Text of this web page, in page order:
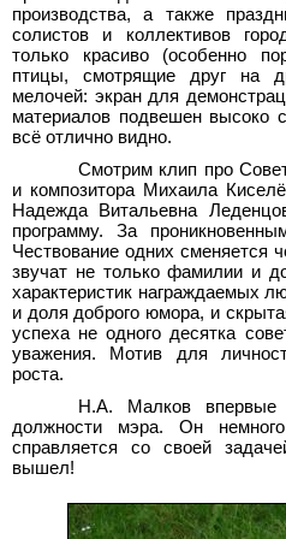
производства, а также
солистов и коллективов
только красиво (особенно
птицы, смотрящие друг на
мелочей: экран для
материалов подвешен высоко
всё отлично видно.
Смотрим клип про
и композитора Михаила
Надежда Витальевна
программу. За
Чествование одних сменяется
звучат не только фамилии и
характеристик награждаемых
и доля доброго юмора, и
успеха не одного десятка
уважения. Мотив для
роста.
Н.А. Малков впервые
должности мэра. Он
справляется со своей
вышел!